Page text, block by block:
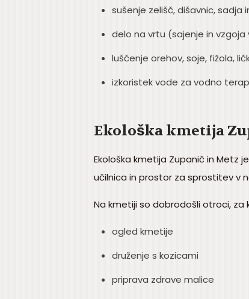
sušenje zelišč, dišavnic, sadja
delo na vrtu (sajenje in
luščenje orehov, soje, fižola,
izkoristek vode za vodno
Ekološka kmetija
Ekološka kmetija Zupanič in Metz
učilnica in prostor za sprostitev v
Na kmetiji so dobrodošli otroci,
ogled kmetije
druženje s kozicami
priprava zdrave malice